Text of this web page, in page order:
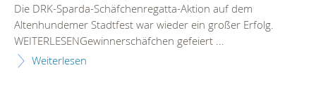
Die DRK-Sparda-Schäfchenregatta-Aktion auf dem
Altenhundemer Stadtfest war wieder ein großer Erfolg.
WEITERLESENGewinnerschäfchen gefeiert ...
Weiterlesen